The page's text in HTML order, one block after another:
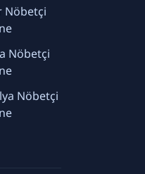
Nöbetçi
Nöbetçi
Nöbetçi